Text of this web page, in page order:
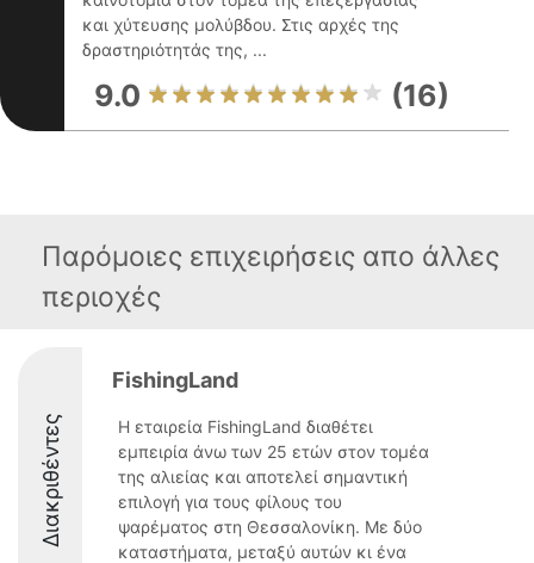
και χύτευσης μολύβδου. Στις αρχές της
δραστηριότητάς της, ...
9.0 (16)
Παρόμοιες επιχειρήσεις απο άλλες
περιοχές
Διακριθέντες
FishingLand
Η εταιρεία FishingLand διαθέτει
εμπειρία άνω των 25 ετών στον τομέα
της αλιείας και αποτελεί σημαντική
επιλογή για τους φίλους του
ψαρέματος στη Θεσσαλονίκη. Με δύο
καταστήματα, μεταξύ αυτών κι ένα